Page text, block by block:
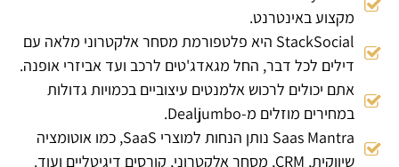
מקצוע באינטרנט.
StackSocial היא פלטפורמת מסחר אלקטרוני מלאה עם
דילים לכל דבר, החל מגאדג'טים לרכב ועד אביזרי אופנה.
אתם יכולים לרכוש אלמנטים עיצוביים בכמויות גדולות
במחירים מוזלים מ-Dealjumbo.
Saas Mantra נותן הנחות למוצרי SaaS, כמו אוטומציה
שיווקית, CRM, מסחר אלקטרוני, קורסים דיגיטליים ועוד.